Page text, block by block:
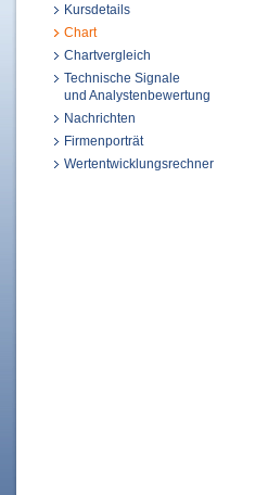
Kursdetails
Chart
Chartvergleich
Technische Signale
und Analystenbewertung
Nachrichten
Firmenporträt
Wertentwicklungsrechner